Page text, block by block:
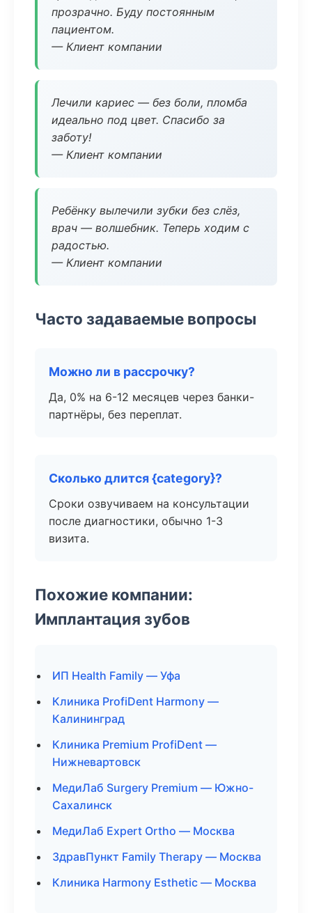
прозрачно. Буду постоянным
пациентом.
— Клиент компании
Лечили кариес — без боли, пломба
идеально под цвет. Спасибо за
заботу!
— Клиент компании
Ребёнку вылечили зубки без слёз,
врач — волшебник. Теперь ходим с
радостью.
— Клиент компании
Часто задаваемые вопросы
Можно ли в рассрочку?
Да, 0% на 6-12 месяцев через банки-
партнёры, без переплат.
Сколько длится {category}?
Сроки озвучиваем на консультации
после диагностики, обычно 1-3
визита.
Похожие компании:
Имплантация зубов
ИП Health Family — Уфа
Клиника ProfiDent Harmony —
Калининград
Клиника Premium ProfiDent —
Нижневартовск
МедиЛаб Surgery Premium — Южно-
Сахалинск
МедиЛаб Expert Ortho — Москва
ЗдравПункт Family Therapy — Москва
Клиника Harmony Esthetic — Москва